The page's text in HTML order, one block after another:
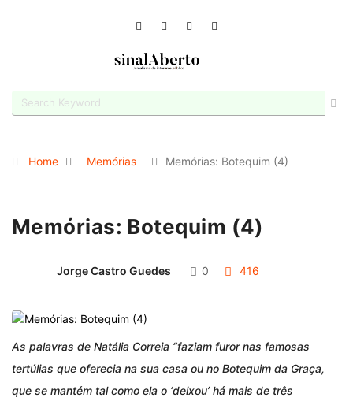
Home Memórias Memórias: Botequim (4)
Memórias: Botequim (4)
Jorge Castro Guedes 0 416
As palavras de Natália Correia “faziam furor nas famosas
tertúlias que oferecia na sua casa ou no Botequim da Graça,
que se mantém tal como ela o ‘deixou’ há mais de três